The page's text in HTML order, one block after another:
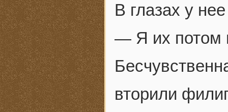
В глазах у
— Я их потом
вторили